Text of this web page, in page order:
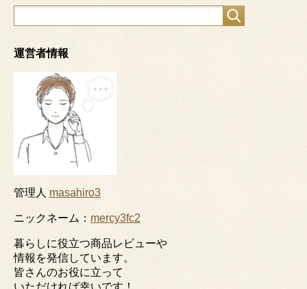
運営者情報
管理人 masahiro3
ニックネーム： mercy3fc2
暮らしに役立つ商品レビューや
情報を発信しています。
皆さんのお役に立って
いただければ幸いです！